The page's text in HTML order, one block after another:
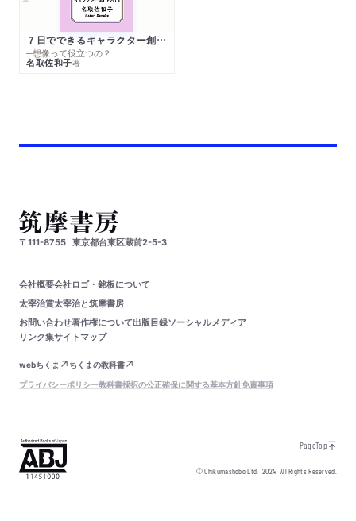
７日でできるキャラクター創作入門
─想像って役立つの？
名取佐和子著
〒111-8755 東京都台東区蔵前2-5-3
会社概要会社ロゴ・銘板について
太宰治賞太宰治と筑摩書房
お問い合わせ著作権について出版目録ソーシャルメディア
リンク集サイトマップ
webちくま
ちくまの教科書
プライバシーポリシー教科書採択の公正確保に関する基本方針免責事項
PageTop
© Chikumashobo Ltd.2024 All Rights Reserved.